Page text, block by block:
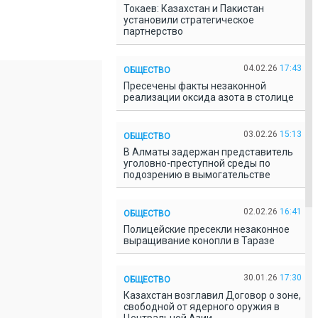
Токаев: Казахстан и Пакистан
установили стратегическое
партнерство
ОБЩЕСТВО 04.02.26 17:43
Пресечены факты незаконной
реализации оксида азота в столице
ОБЩЕСТВО 03.02.26 15:13
В Алматы задержан представитель
уголовно-преступной среды по
подозрению в вымогательстве
ОБЩЕСТВО 02.02.26 16:41
Полицейские пресекли незаконное
выращивание конопли в Таразе
ОБЩЕСТВО 30.01.26 17:30
Казахстан возглавил Договор о зоне,
свободной от ядерного оружия в